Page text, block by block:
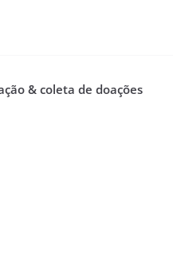
& coleta de doações